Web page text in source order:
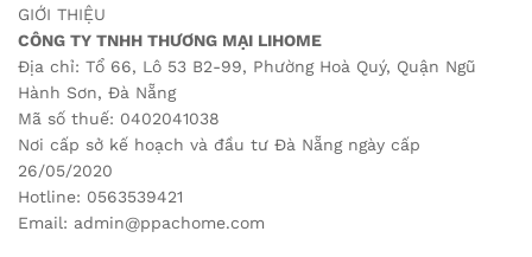
GIỚI THIỆU
CÔNG TY TNHH THƯƠNG MẠI LIHOME
Địa chỉ: Tổ 66, Lô 53 B2-99, Phường Hoà Quý, Quận Ngũ
Hành Sơn, Đà Nẵng
Mã số thuế: 0402041038
Nơi cấp sở kế hoạch và đầu tư Đà Nẵng ngày cấp
26/05/2020
Hotline: 0563539421
Email: admin@ppachome.com